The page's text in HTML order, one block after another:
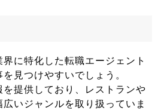
に特化した転職エージェント
見つけやすいでしょう。
提供しており、レストランや
いジャンルを取り扱っていま